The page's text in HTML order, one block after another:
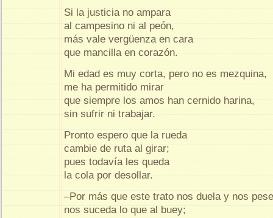
Si la justicia no ampara
al campesino ni al peón,
más vale vergüenza en cara
que mancilla en corazón.
Mi edad es muy corta, pero no es mezquina,
me ha permitido mirar
que siempre los amos han cernido harina,
sin sufrir ni trabajar.
Pronto espero que la rueda
cambie de ruta al girar;
pues todavía les queda
la cola por desollar.
–Por más que este trato nos duela y nos
nos suceda lo que al buey;